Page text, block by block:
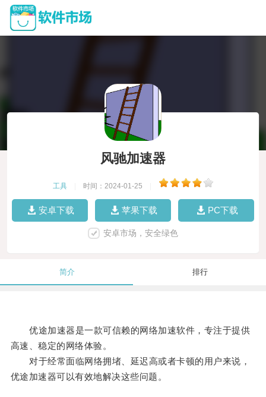
风驰加速器
工具 时间：2024-01-25
安卓下载 苹果下载 PC下载
安卓市场，安全绿色
简介 排行
优途加速器是一款可信赖的网络加速软件，专注于提供
高速、稳定的网络体验。
对于经常面临网络拥堵、延迟高或者卡顿的用户来说，
优途加速器可以有效地解决这些问题。